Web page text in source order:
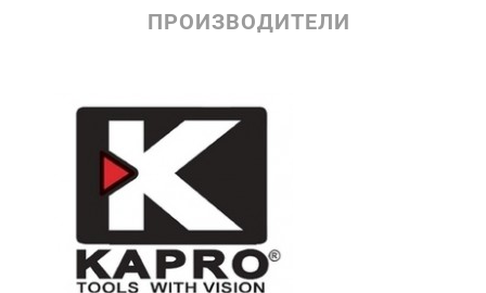
ПРОИЗВОДИТЕЛИ